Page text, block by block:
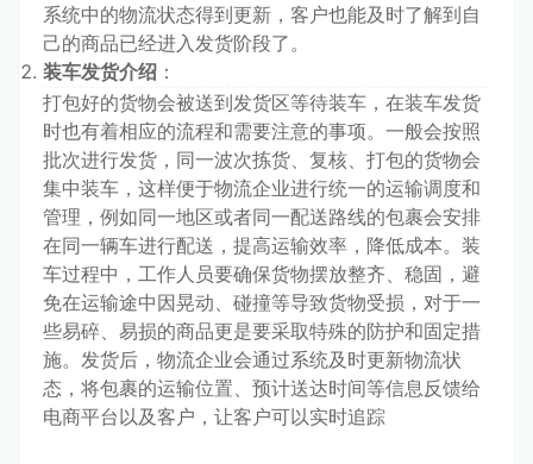
系统中的物流状态得到更新，客户也能及时了解到自
己的商品已经进入发货阶段了。
装车发货介绍 ：
打包好的货物会被送到发货区等待装车，在装车发货
时也有着相应的流程和需要注意的事项。一般会按照
批次进行发货，同一波次拣货、复核、打包的货物会
集中装车，这样便于物流企业进行统一的运输调度和
管理，例如同一地区或者同一配送路线的包裹会安排
在同一辆车进行配送，提高运输效率，降低成本。装
车过程中，工作人员要确保货物摆放整齐、稳固，避
免在运输途中因晃动、碰撞等导致货物受损，对于一
些易碎、易损的商品更是要采取特殊的防护和固定措
施。发货后，物流企业会通过系统及时更新物流状
态，将包裹的运输位置、预计送达时间等信息反馈给
电商平台以及客户，让客户可以实时追踪